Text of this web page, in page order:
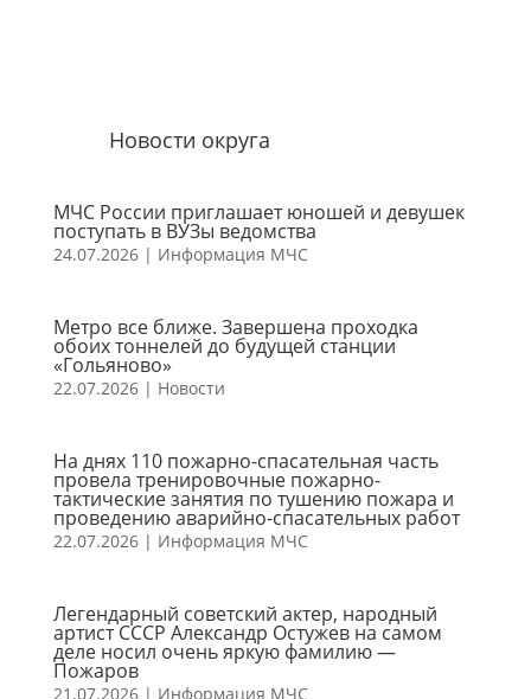
Новости округа
МЧС России приглашает юношей и девушек
поступать в ВУЗы ведомства
24.07.2026| Информация МЧС
Метро все ближе. Завершена проходка
обоих тоннелей до будущей станции
«Гольяново»
22.07.2026| Новости
На днях 110 пожарно-спасательная часть
провела тренировочные пожарно-
тактические занятия по тушению пожара и
проведению аварийно-спасательных работ
22.07.2026| Информация МЧС
Легендарный советский актер, народный
артист СССР Александр Остужев на самом
деле носил очень яркую фамилию —
Пожаров
21.07.2026| Информация МЧС